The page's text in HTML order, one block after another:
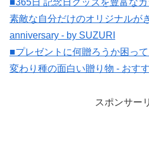
■365日 記念日グッズを豊富なカ
素敵な自分だけのオリジナルが
anniversary - by SUZURI
■プレゼントに何贈ろうか困っ
変わり種の面白い贈り物 - おす
スポンサー